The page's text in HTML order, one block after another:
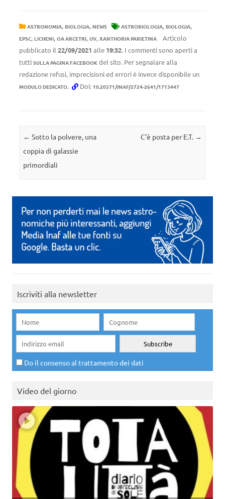
ASTRONOMIA, BIOLOGIA, NEWS ASTROBIOLOGIA, BIOLOGIA,
EPSC, LICHENI, OA ARCETRI, UV, XANTHORIA PARIETINA
Articolo
pubblicato il 22/09/2021 alle 19:32. I commenti sono aperti a
tutti SULLA PAGINA FACEBOOK del sito. Per segnalare alla
redazione refusi, imprecisioni ed errori è invece disponibile un
MODULO DEDICATO. Doi: 10.20371/INAF/2724-2641/1713447
Navigazione articolo
← Sotto la polvere, una
coppia di galassie
primordiali
C’è posta per E.T. →
Iscriviti alla newsletter
Do il consenso al trattamento dei dati
Video del giorno